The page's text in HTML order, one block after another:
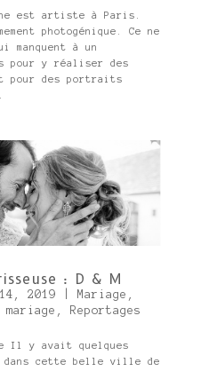
est artiste à Paris.
photogénique. Ce ne
manquent à un
pour y réaliser des
pour des portraits
: D & M
2019 Mariage ,
mariage , Reportages
Il y avait quelques
dans cette belle ville de